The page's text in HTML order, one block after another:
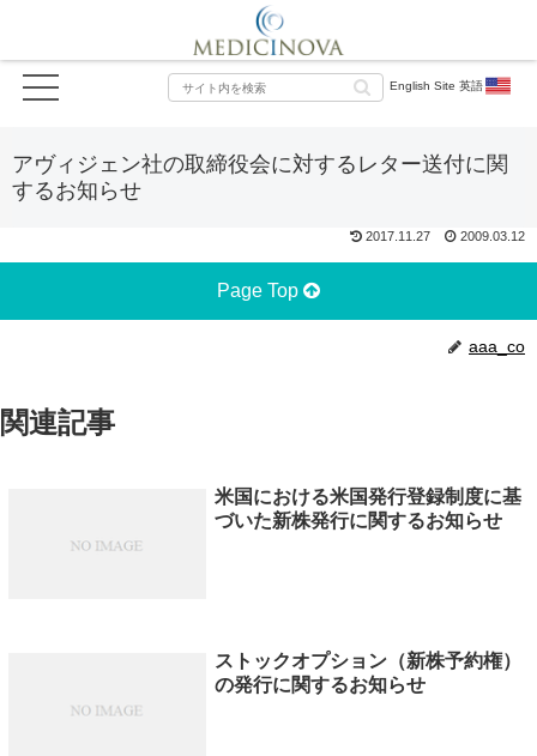
English Site 英語
アヴィジェン社の取締役会に対するレター送付に関
するお知らせ
2017.11.27 2009.03.12
Page Top
aaa_co
関連記事
米国における米国発行登録制度に基
づいた新株発行に関するお知らせ
ストックオプション（新株予約権）
の発行に関するお知らせ